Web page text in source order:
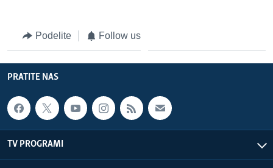
Podelite Follow us
PRATITE NAS
TV PROGRAMI